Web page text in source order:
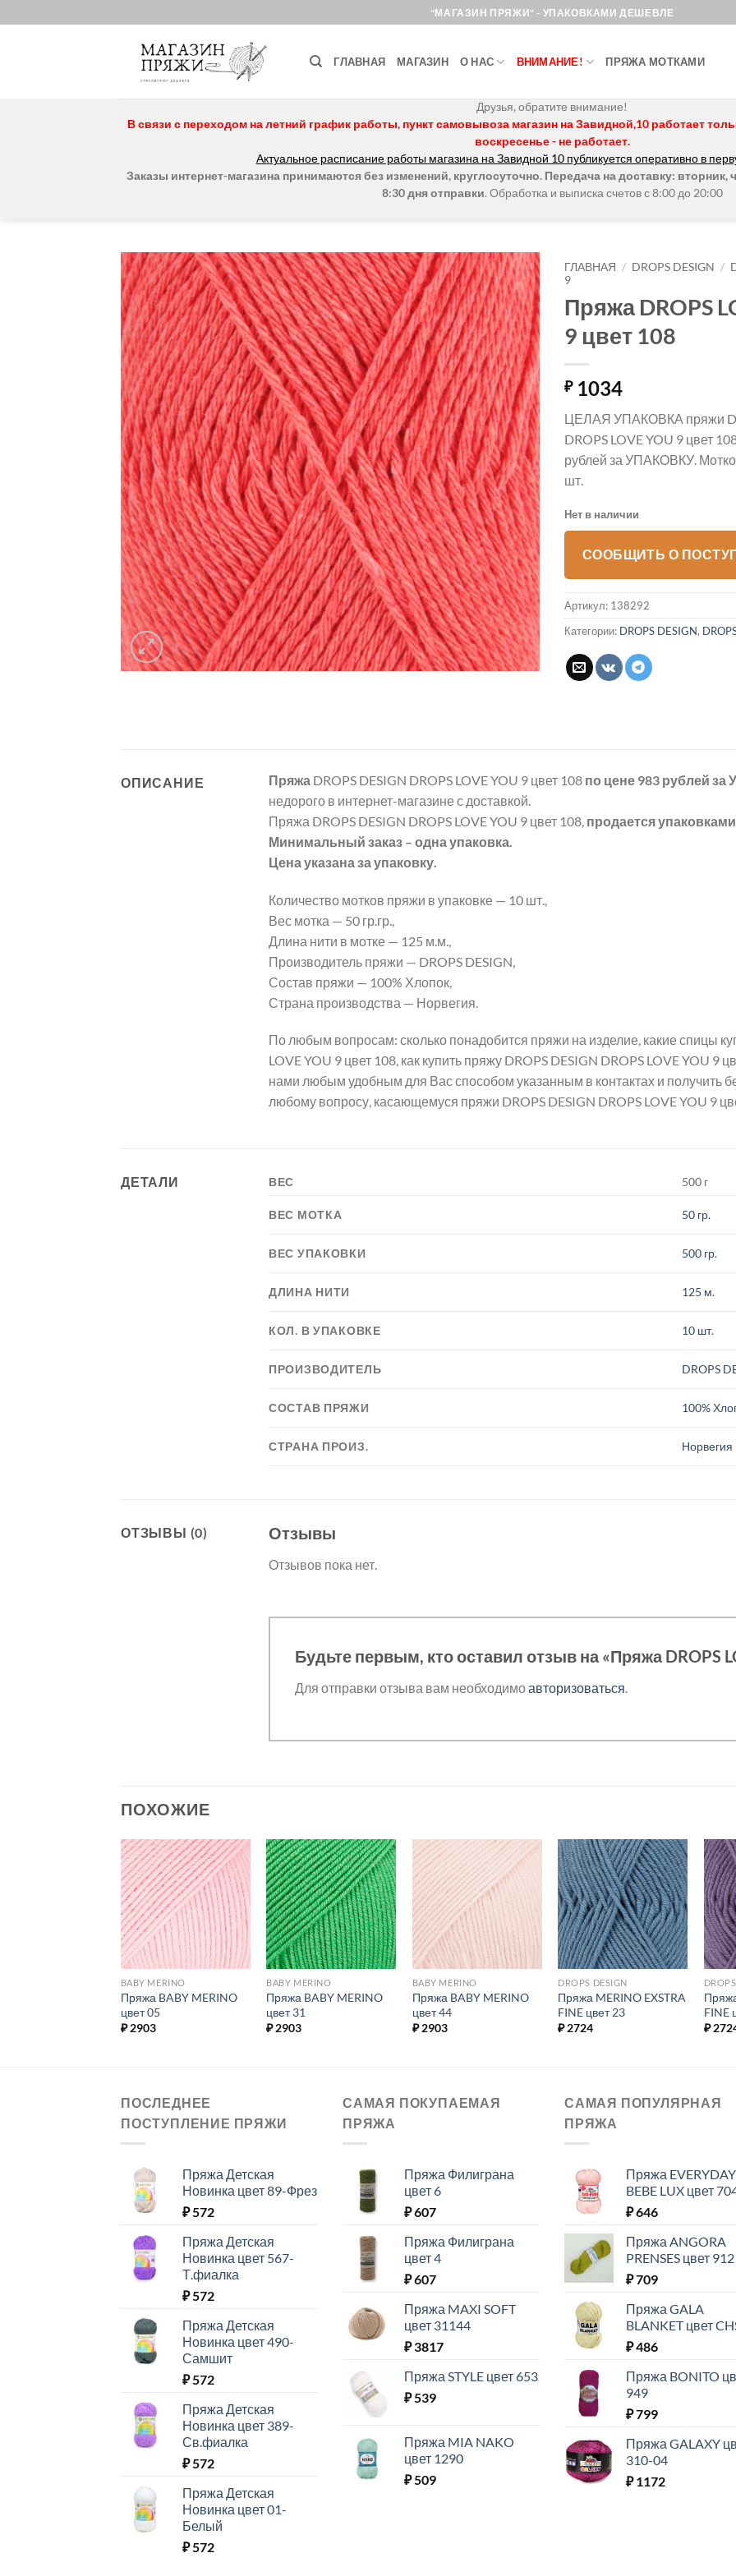
to
"МАГАЗИН ПРЯЖИ" - УПАКОВКАМИ ДЕШЕВЛЕ
ГЛАВНАЯ МАГАЗИН О НАС ВНИМАНИЕ! ПРЯЖА МОТКАМИ
Друзья, обратите внимание!
В связи с переходом на летний график работы, пункт самовывоза магазин на Завидной,10 работает
воскресенье - не работает.
Актуальное расписание работы магазина на Завидной 10 публикуется оперативно в
Заказы интернет-магазина принимаются без изменений, круглосуточно. Передача на доставку: вторник,
8:30 дня отправки. Обработка и выписка счетов с 8:00 до 20:00
Добавить в
избранное.
ГЛАВНАЯ / DROPS DESIGN /
9
Пряжа DROPS
9 цвет 108
₽1034
ЦЕЛАЯ УПАКОВКА пряжи
DROPS LOVE YOU 9 цвет
рублей за УПАКОВКУ.
шт.
Нет в наличии
СООБЩИТЬ О
Артикул: 138292
Категории: DROPS DESIGN,
ОПИСАНИЕ Пряжа DROPS DESIGN DROPS LOVE YOU 9 цвет 108 по цене 983 рублей за
недорого в интернет-магазине с доставкой.
Пряжа DROPS DESIGN DROPS LOVE YOU 9 цвет 108, продается
Минимальный заказ – одна упаковка.
Цена указана за упаковку.
Количество мотков пряжи в упаковке — 10 шт.,
Вес мотка — 50 гр.гр.,
Длина нити в мотке — 125 м.м.,
Производитель пряжи — DROPS DESIGN,
Состав пряжи — 100% Хлопок,
Страна производства — Норвегия.
По любым вопросам: сколько понадобится пряжи на изделие, какие спицы
LOVE YOU 9 цвет 108, как купить пряжу DROPS DESIGN DROPS LOVE YOU 9
нами любым удобным для Вас способом указанным в контактах и получить
любому вопросу, касающемуся пряжи DROPS DESIGN DROPS LOVE YOU 9
ДЕТАЛИ ВЕС 500 г
ВЕС МОТКА 50 гр.
ВЕС УПАКОВКИ 500 гр.
ДЛИНА НИТИ 125 м.
КОЛ. В УПАКОВКЕ 10 шт.
ПРОИЗВОДИТЕЛЬ DROPS
СОСТАВ ПРЯЖИ 100%
СТРАНА ПРОИЗ. Норвегия
ОТЗЫВЫ (0) Отзывы
Отзывов пока нет.
Будьте первым, кто оставил отзыв на «Пряжа DROPS
Для отправки отзыва вам необходимоавторизоваться.
ПОХОЖИЕ
Добавить в
избранное.
BABY MERINO
Пряжа BABY MERINO
цвет 05
₽2903
Добавить в
избранное.
BABY MERINO
Пряжа BABY MERINO
цвет 31
₽2903
Добавить в
избранное.
BABY MERINO
Пряжа BABY MERINO
цвет 44
₽2903
Добавить в
избранное.
DROPS DESIGN
Пряжа MERINO EXSTRA
FINE цвет 23
₽2724
FINE
₽
ПОСЛЕДНЕЕ
ПОСТУПЛЕНИЕ ПРЯЖИ
Пряжа Детская
Новинка цвет 89-Фрез
₽572
Пряжа Детская
Новинка цвет 567-
Т.фиалка
₽572
Пряжа Детская
Новинка цвет 490-
Самшит
₽572
Пряжа Детская
Новинка цвет 389-
Св.фиалка
₽572
Пряжа Детская
Новинка цвет 01-
Белый
₽572
САМАЯ ПОКУПАЕМАЯ
ПРЯЖА
Пряжа Филиграна
цвет 6
₽607
Пряжа Филиграна
цвет 4
₽607
Пряжа MAXI SOFT
цвет 31144
₽3817
Пряжа STYLE цвет 653
₽539
Пряжа MIA NAKO
цвет 1290
₽509
САМАЯ ПОПУЛЯРНАЯ
ПРЯЖА
Пряжа EVERYDAY
BEBE LUX цвет
₽646
Пряжа ANGORA
PRENSES цвет 912
₽709
Пряжа GALA
BLANKET цвет
₽486
Пряжа BONITO
949
₽799
Пряжа GALAXY
310-04
₽1172